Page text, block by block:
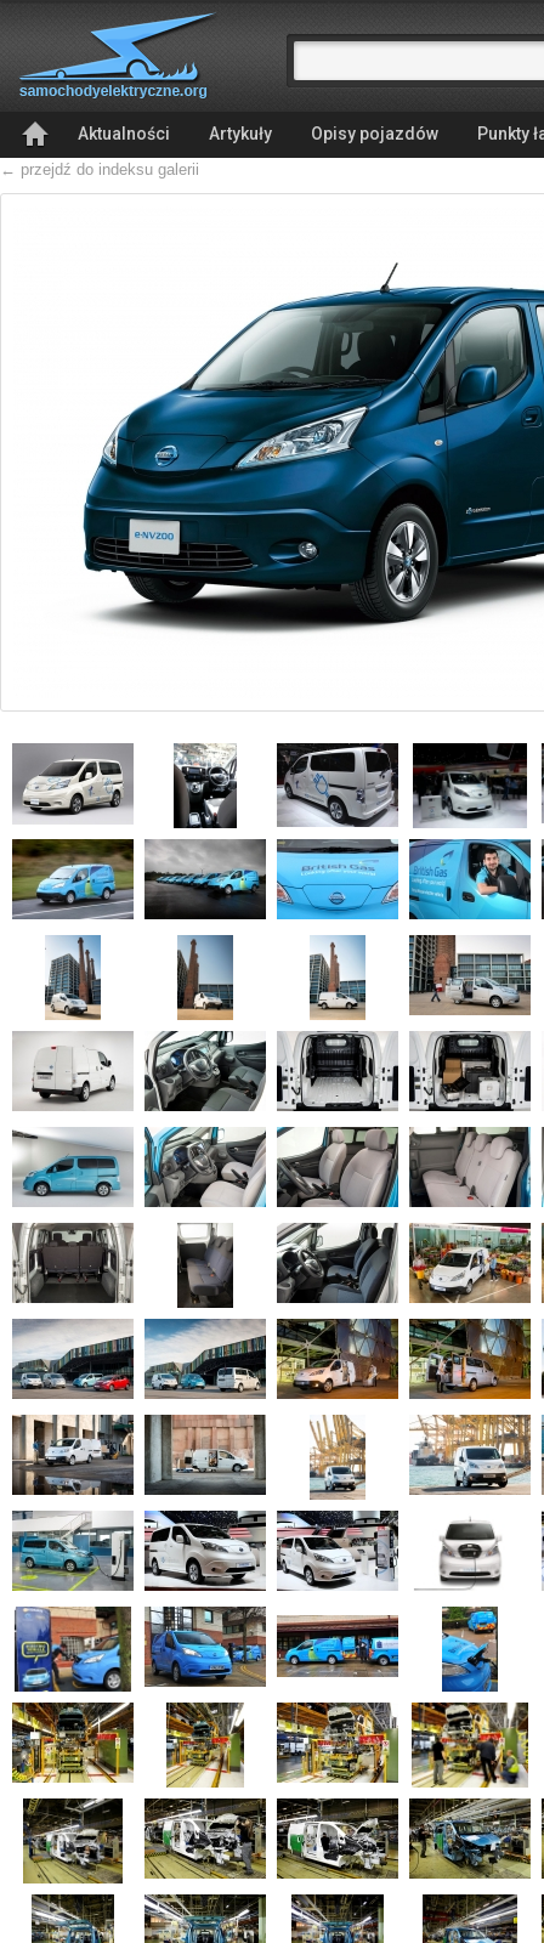
Aktualności Artykuły Opisy pojazdów Punkty
← przejdź do indeksu galerii